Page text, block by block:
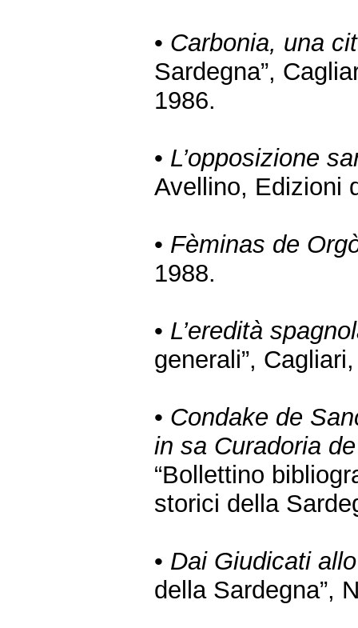
• Carbonia, una
Sardegna”,
1986.
• L’opposizione
Avellino, Edizioni
• Fèminas de
1988.
• L’eredità
generali”,
• Condake de
in sa Curadoria
“Bollettino
storici della
• Dai Giudicati
della Sardegna”,